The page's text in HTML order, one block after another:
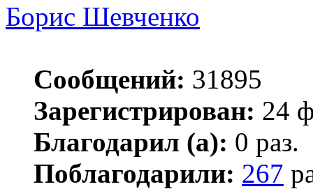
Борис Шевченко
Сообщений: 31895
Зарегистрирован: 24
Благодарил (а): 0 раз.
Поблагодарили: 267